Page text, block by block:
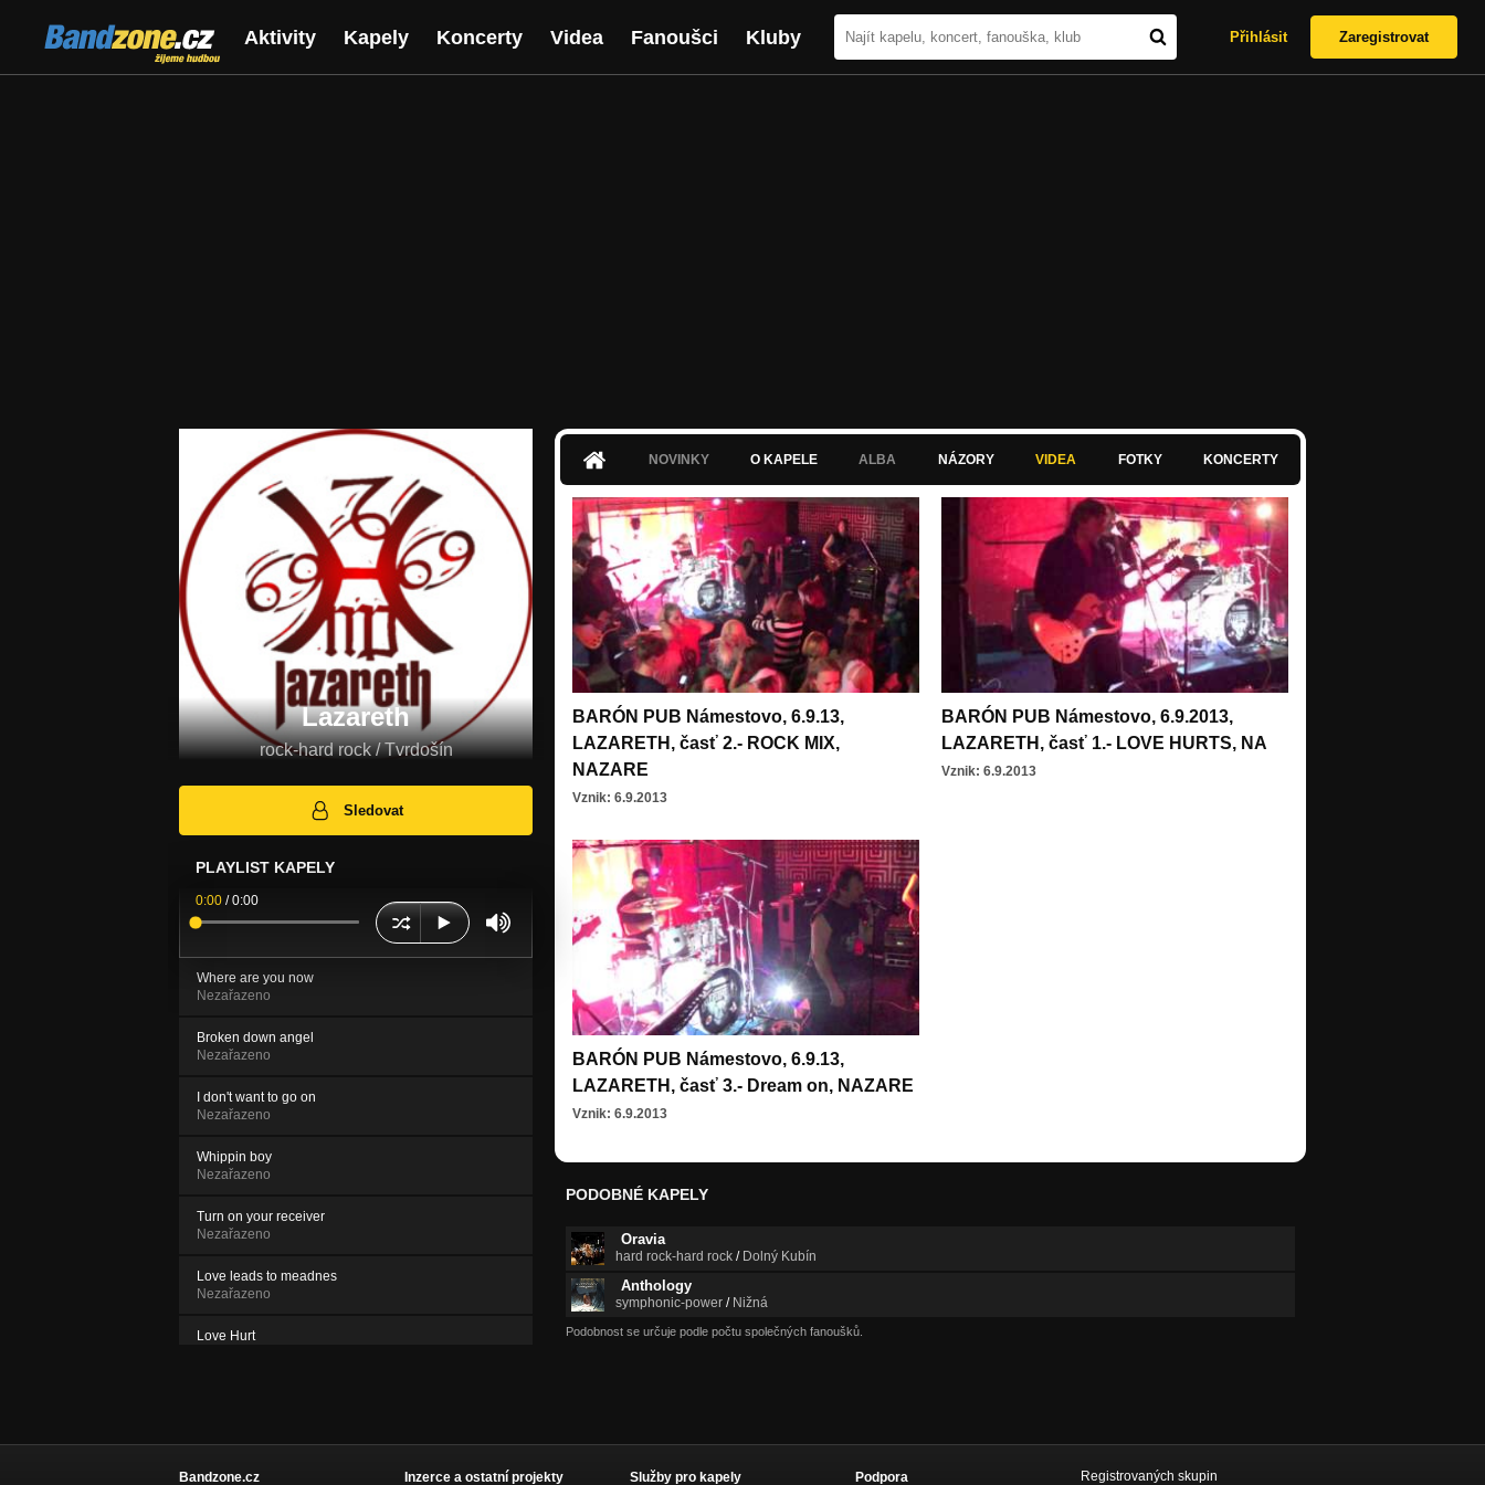
Bandzone.cz
žijeme hudbou
Aktivity Kapely Koncerty Videa Fanoušci Kluby Přihlásit Zaregistrovat
Lazareth
rock-hard rock / Tvrdošín
Sledovat
PLAYLIST KAPELY
0:00 /0:00
Where are you now
Nezařazeno
Broken down angel
Nezařazeno
I don't want to go on
Nezařazeno
Whippin boy
Nezařazeno
Turn on your receiver
Nezařazeno
Love leads to meadnes
Nezařazeno
Love Hurt
Nezařazeno
NOVINKY O KAPELE ALBA NÁZORY VIDEA FOTKY KONCERTY
BARÓN PUB Námestovo, 6.9.13,
LAZARETH, časť 2.- ROCK MIX,
NAZARE
Vznik: 6.9.2013
BARÓN PUB Námestovo, 6.9.2013,
LAZARETH, časť 1.- LOVE HURTS, NA
Vznik: 6.9.2013
BARÓN PUB Námestovo, 6.9.13,
LAZARETH, časť 3.- Dream on, NAZARE
Vznik: 6.9.2013
PODOBNÉ KAPELY
Oravia
hard rock-hard rock / Dolný Kubín
Anthology
symphonic-power / Nižná
Podobnost se určuje podle počtu společných fanoušků.
Bandzone.cz Inzerce a ostatní projekty Služby pro kapely Podpora Registrovaných skupin